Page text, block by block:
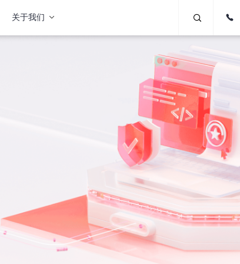
关于我们